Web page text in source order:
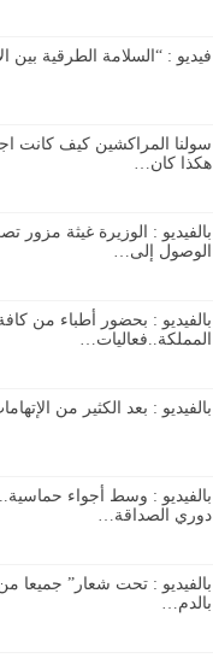
فيديو : “السلامة الطرقية بين
سولنا المراكشين كيف كانت
هكذا كان…
بالفيديو : الوزيرة غيثة مزور
الوصول إلى…
بالفيديو : بحضور أطباء من
المملكة..فعاليات…
بالفيديو : بعد الكثير من
بالفيديو : وسط أجواء
دوري الصداقة…
بالفيديو : تحت شعار” جميعا
بالدم…